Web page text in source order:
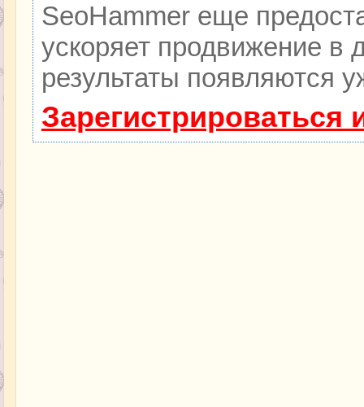
SeoHammer еще
ускоряет продвижение в
результаты появляются